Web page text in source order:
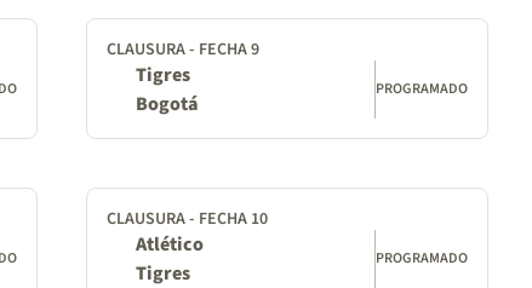
CLAUSURA - FECHA 9
Tigres
Bogotá
PROGRAMADO
CLAUSURA - FECHA 10
Atlético
Tigres
PROGRAMADO